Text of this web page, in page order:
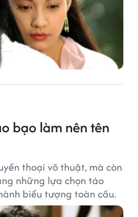
bạo làm nên tên
thoại võ thuật, mà còn
những lựa chọn táo
biểu tượng toàn cầu.